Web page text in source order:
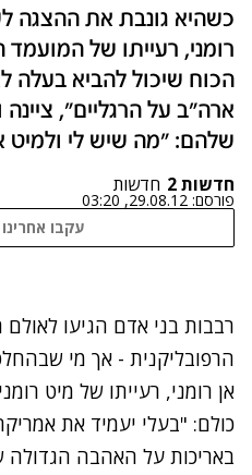
כשהיא גונבת את ההצגה
רומני, רעייתו של המועמד
הכוח שיכול להביא בעלה
ארה"ב על הרגליים",
שלהם: "מה שיש לי ולמיט
חדשות 2 חדשות
פורסם: 29.08.12, 03:20
עקבו אחרינו
נתקלנו
רבבות בני אדם הגיעו לאולם
הרפובליקנית - אך מי
כולם: "בעלי יעמיד את
באריכות על האהבה